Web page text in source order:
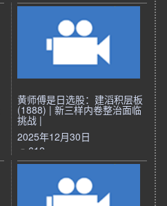
黄师傅是日选股：建滔积层板
(1888) | 新三样内卷整治面临
挑战 |
2025年12月30日
612